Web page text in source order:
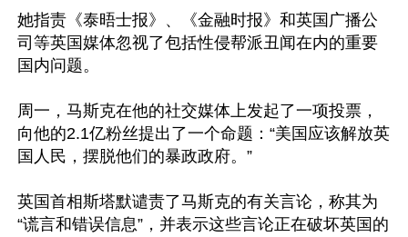
她指责《泰晤士报》、《金融时报》和英国广播公
司等英国媒体忽视了包括性侵帮派丑闻在内的重要
国内问题。
周一，马斯克在他的社交媒体上发起了一项投票，
向他的2.1亿粉丝提出了一个命题：“美国应该解放英
国人民，摆脱他们的暴政政府。”
英国首相斯塔默谴责了马斯克的有关言论，称其为
“谎言和错误信息”，并表示这些言论正在破坏英国的